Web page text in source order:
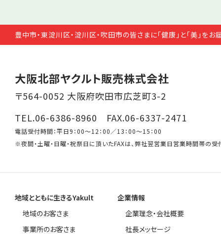
豊中市・東淀川区・淀川区・吹田市の皆さまに「健康」と「美」をお
大阪北部ヤクルト販売株式会社
〒564-0052 大阪府吹田市広芝町3-2
TEL.06-6386-8960 FAX.06-6337-2471
電話受付時間：平日9：00～12：00／13：00～15：00
※夜間・土曜・日曜・祝祭日に頂いたFAXは、弊社翌営業日営業時間帯の受
地域とともに生きるYakult
地域のお客さま
事業所のお客さま
企業情報
企業理念・会社概要
社長メッセージ